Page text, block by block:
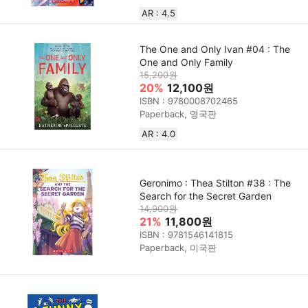
AR : 4.5
The One and Only Ivan #04 : The
One and Only Family
15,200원
20% 12,100원
ISBN : 9780008702465
Paperback, 영국판
AR : 4.0
Geronimo : Thea Stilton #38 : The
Search for the Secret Garden
14,900원
21% 11,800원
ISBN : 9781546141815
Paperback, 미국판